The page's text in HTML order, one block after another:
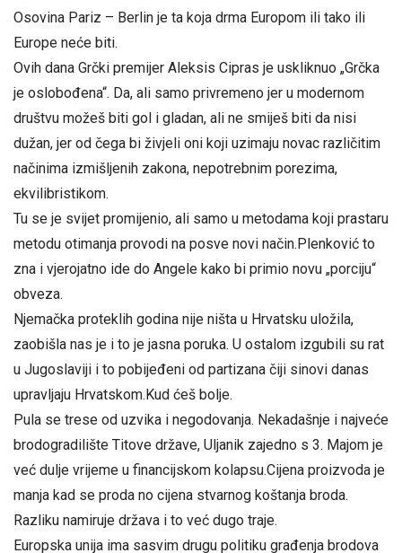
Osovina Pariz – Berlin je ta koja drma Europom ili tako ili
Europe neće biti.
Ovih dana Grčki premijer Aleksis Cipras je uskliknuo „Grčka
je oslobođena“. Da, ali samo privremeno jer u modernom
društvu možeš biti gol i gladan, ali ne smiješ biti da nisi
dužan, jer od čega bi živjeli oni koji uzimaju novac različitim
načinima izmišljenih zakona, nepotrebnim porezima,
ekvilibristikom.
Tu se je svijet promijenio, ali samo u metodama koji prastaru
metodu otimanja provodi na posve novi način.Plenković to
zna i vjerojatno ide do Angele kako bi primio novu „porciju“
obveza.
Njemačka proteklih godina nije ništa u Hrvatsku uložila,
zaobišla nas je i to je jasna poruka. U ostalom izgubili su rat
u Jugoslaviji i to pobijeđeni od partizana čiji sinovi danas
upravljaju Hrvatskom.Kud ćeš bolje.
Pula se trese od uzvika i negodovanja. Nekadašnje i najveće
brodogradilište Titove države, Uljanik zajedno s 3. Majom je
već dulje vrijeme u financijskom kolapsu.Cijena proizvoda je
manja kad se proda no cijena stvarnog koštanja broda.
Razliku namiruje država i to već dugo traje.
Europska unija ima sasvim drugu politiku građenja brodova